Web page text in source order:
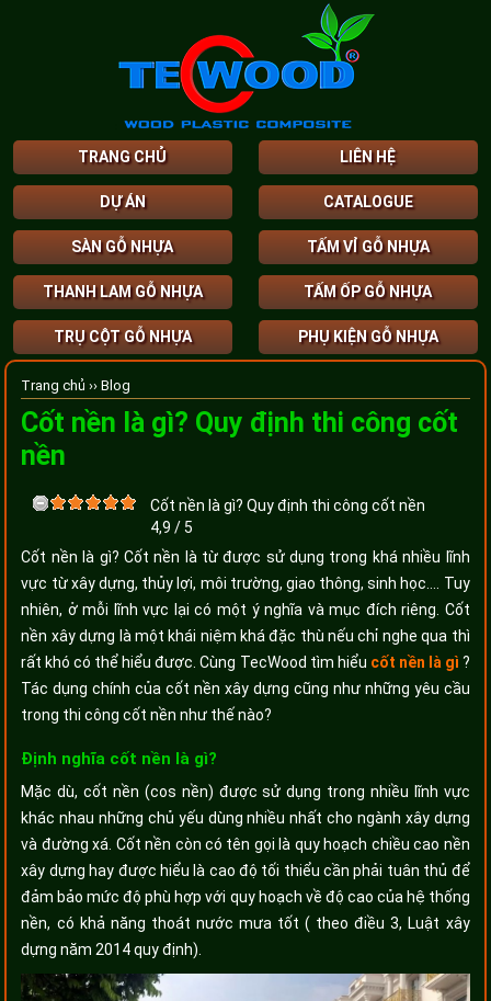
TRANG CHỦ LIÊN HỆ
DỰ ÁN CATALOGUE
SÀN GỖ NHỰA TẤM VỈ GỖ NHỰA
THANH LAM GỖ NHỰA TẤM ỐP GỖ NHỰA
TRỤ CỘT GỖ NHỰA PHỤ KIỆN GỖ NHỰA
Trang chủ ›› Blog
Cốt nền là gì? Quy định thi công cốt
nền
Cốt nền là gì? Quy định thi công cốt nền
4,9 / 5
Cốt nền là gì? Cốt nền là từ được sử dụng trong khá nhiều lĩnh
vực từ xây dựng, thủy lợi, môi trường, giao thông, sinh học…. Tuy
nhiên, ở mỗi lĩnh vực lại có một ý nghĩa và mục đích riêng. Cốt
nền xây dựng là một khái niệm khá đặc thù nếu chỉ nghe qua thì
rất khó có thể hiểu được. Cùng TecWood tìm hiểu cốt nền là gì ?
Tác dụng chính của cốt nền xây dựng cũng như những yêu cầu
trong thi công cốt nền như thế nào?
Định nghĩa cốt nền là gì?
Mặc dù, cốt nền (cos nền) được sử dụng trong nhiều lĩnh vực
khác nhau những chủ yếu dùng nhiều nhất cho ngành xây dựng
và đường xá. Cốt nền còn có tên gọi là quy hoạch chiều cao nền
xây dựng hay được hiểu là cao độ tối thiểu cần phải tuân thủ để
đảm bảo mức độ phù hợp với quy hoạch về độ cao của hệ thống
nền, có khả năng thoát nước mưa tốt ( theo điều 3, Luật xây
dựng năm 2014 quy định).